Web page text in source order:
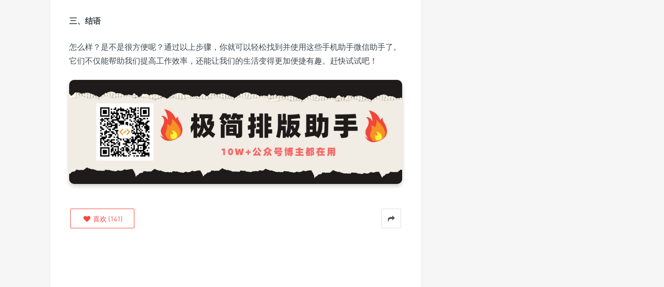
三、结语
怎么样？是不是很方便呢？通过以上步骤，你就可以轻松找到并使用这些手机助手微信助手了。
它们不仅能帮助我们提高工作效率，还能让我们的生活变得更加便捷有趣。赶快试试吧！
喜欢 (141)